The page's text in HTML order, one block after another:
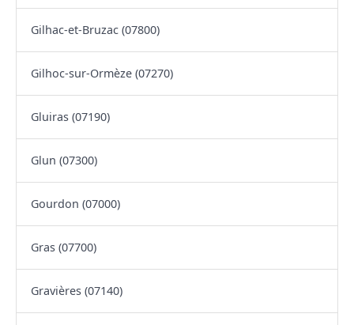
Gilhac-et-Bruzac (07800)
Gilhoc-sur-Ormèze (07270)
Gluiras (07190)
Glun (07300)
Gourdon (07000)
Gras (07700)
Gravières (07140)